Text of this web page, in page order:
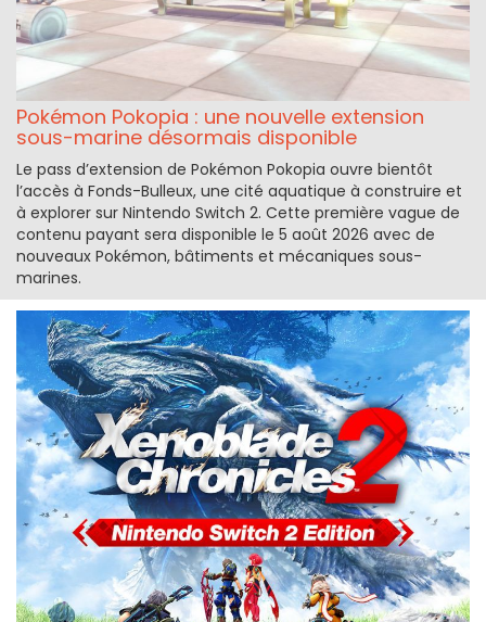
Pokémon Pokopia : une nouvelle extension
sous-marine désormais disponible
Le pass d’extension de Pokémon Pokopia ouvre bientôt
l’accès à Fonds-Bulleux, une cité aquatique à construire et
à explorer sur Nintendo Switch 2. Cette première vague de
contenu payant sera disponible le 5 août 2026 avec de
nouveaux Pokémon, bâtiments et mécaniques sous-
marines.